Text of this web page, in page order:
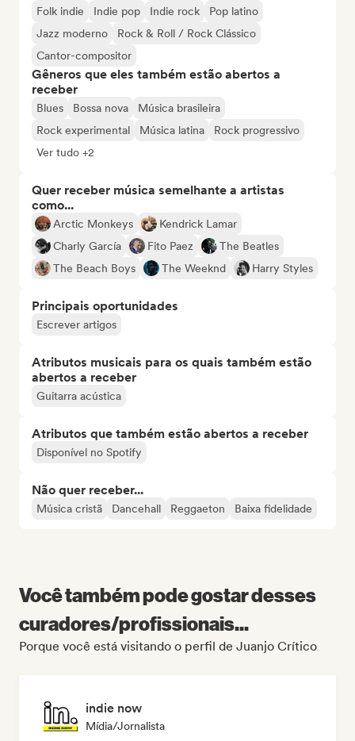
Folk indie
Indie pop Indie rock
Pop latino
Jazz moderno
Rock & Roll / Rock Clássico
Cantor-compositor
Gêneros que eles também estão abertos a
receber
Blues Bossa nova
Música brasileira
Rock experimental
Música latina
Rock progressivo
Ver tudo +2
Quer receber música semelhante a artistas
como...
Arctic Monkeys
Kendrick Lamar
Charly García
Fito Paez
The Beatles
The Beach Boys
The Weeknd Harry Styles
Principais oportunidades
Escrever artigos
Atributos musicais para os quais também estão
abertos a receber
Guitarra acústica
Atributos que também estão abertos a receber
Disponível no Spotify
Não quer receber...
Música cristã Dancehall Reggaeton Baixa fidelidade
Você também pode gostar desses
curadores/profissionais...
Porque você está visitando o perfil de Juanjo Crítico
indie now
Mídia/Jornalista